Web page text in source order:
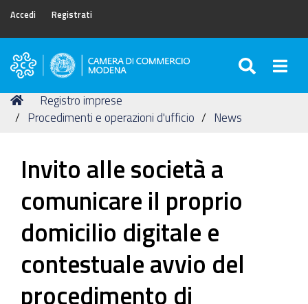
Accedi Registrati
Camera
Commercio
di
Tu
sei
Home
Registro imprese
Procedimenti e operazioni d'ufficio
News
Invito alle società a
comunicare il proprio
domicilio digitale e
contestuale avvio del
procedimento di